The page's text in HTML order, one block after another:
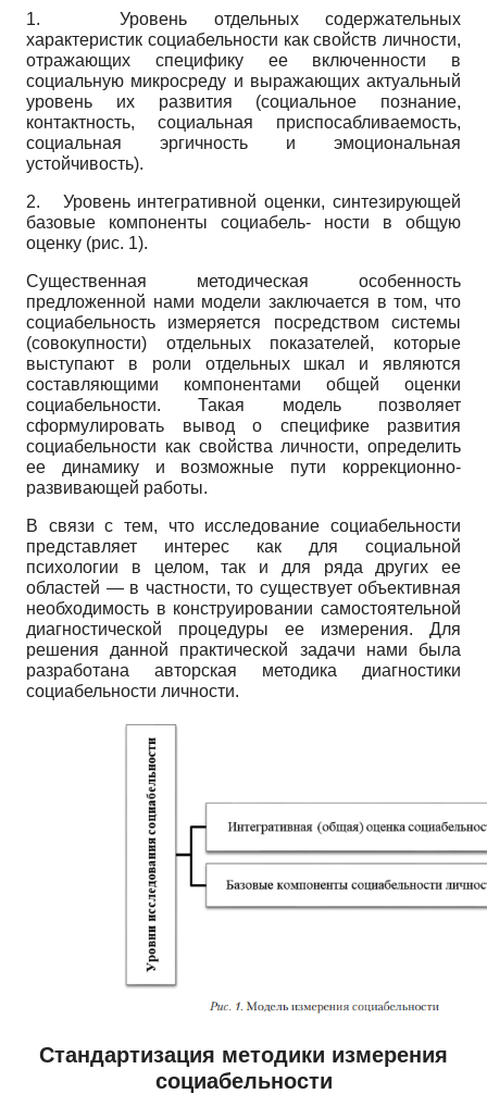
1.Уровень отдельных содержательных
характеристик социабельности как свойств личности,
отражающих специфику ее включенности в
социальную микросреду и выражающих актуальный
уровень их развития (социальное познание,
контактность, социальная приспосабливаемость,
социальная эргичность и эмоциональная
устойчивость).
2. Уровень интегративной оценки, синтезирующей
базовые компоненты социабель- ности в общую
оценку (рис. 1).
Существенная методическая особенность
предложенной нами модели заключается в том, что
социабельность измеряется посредством системы
(совокупности) отдельных показателей, которые
выступают в роли отдельных шкал и являются
составляющими компонентами общей оценки
социабельности. Такая модель позволяет
сформулировать вывод о специфике развития
социабельности как свойства личности, определить
ее динамику и возможные пути коррекционно-
развивающей работы.
В связи с тем, что исследование социабельности
представляет интерес как для социальной
психологии в целом, так и для ряда других ее
областей — в частности, то существует объективная
необходимость в конструировании самостоятельной
диагностической процедуры ее измерения. Для
решения данной практической задачи нами была
разработана авторская методика диагностики
социабельности личности.
Стандартизация методики измерения
социабельности